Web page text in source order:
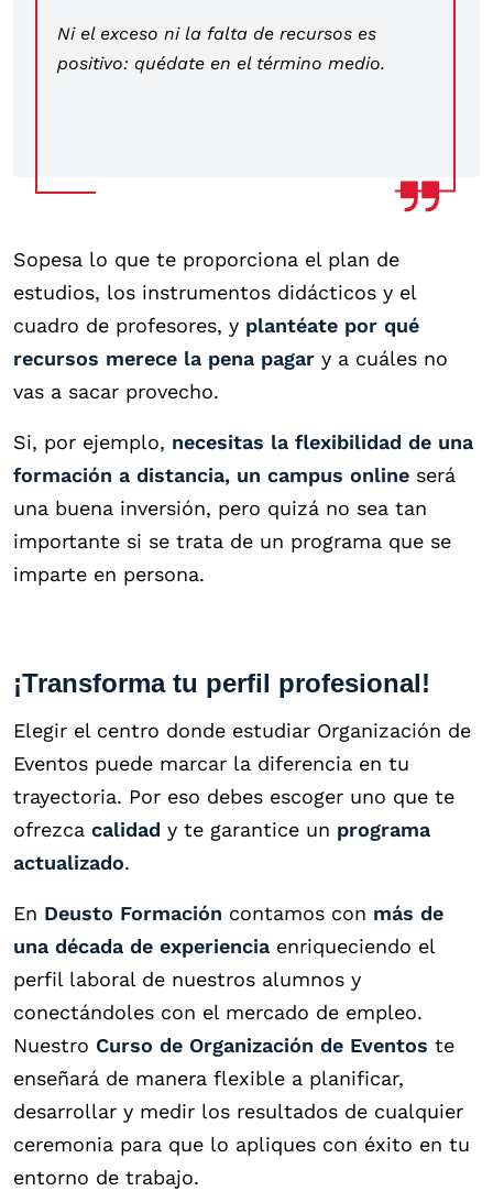
Ni el exceso ni la falta de recursos es
positivo: quédate en el término medio.
Sopesa lo que te proporciona el plan de
estudios, los instrumentos didácticos y el
cuadro de profesores, y plantéate por qué
recursos merece la pena pagar y a cuáles no
vas a sacar provecho.
Si, por ejemplo, necesitas la flexibilidad de una
formación a distancia, un campus online será
una buena inversión, pero quizá no sea tan
importante si se trata de un programa que se
imparte en persona.
¡Transforma tu perfil profesional!
Elegir el centro donde estudiar Organización de
Eventos puede marcar la diferencia en tu
trayectoria. Por eso debes escoger uno que te
ofrezca calidad y te garantice un programa
actualizado.
En Deusto Formación contamos con más de
una década de experiencia enriqueciendo el
perfil laboral de nuestros alumnos y
conectándoles con el mercado de empleo.
Nuestro Curso de Organización de Eventos te
enseñará de manera flexible a planificar,
desarrollar y medir los resultados de cualquier
ceremonia para que lo apliques con éxito en tu
entorno de trabajo.